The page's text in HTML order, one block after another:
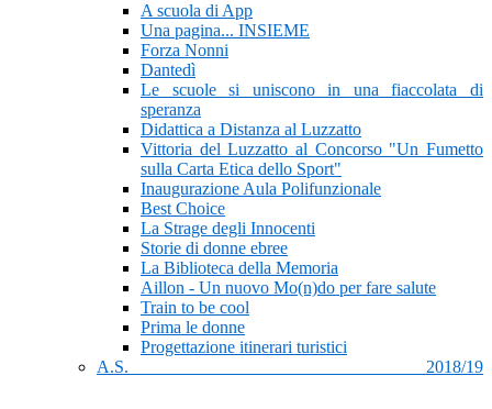
A scuola di App
Una pagina... INSIEME
Forza Nonni
Dantedì
Le scuole si uniscono in una fiaccolata di
speranza
Didattica a Distanza al Luzzatto
Vittoria del Luzzatto al Concorso "Un Fumetto
sulla Carta Etica dello Sport"
Inaugurazione Aula Polifunzionale
Best Choice
La Strage degli Innocenti
Storie di donne ebree
La Biblioteca della Memoria
Aillon - Un nuovo Mo(n)do per fare salute
Train to be cool
Prima le donne
Progettazione itinerari turistici
A.S. 2018/19